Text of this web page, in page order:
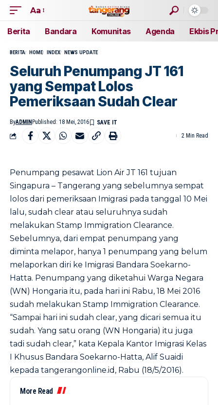
Aa
Berita Bandara Komunitas Agenda Ekbis
BERITA HOME INDEX NEWS UPDATE
Seluruh Penumpang JT 161
yang Sempat Lolos
Pemeriksaan Sudah Clear
ByADMIN Published: 18 Mei, 2016
2 Min Read
Penumpang pesawat Lion Air JT 161 tujuan
Singapura – Tangerang yang sebelumnya sempat
lolos dari pemeriksaan Imigrasi pada tanggal 10 Mei
lalu, sudah clear atau seluruhnya sudah
melakukan Stamp Immigration Clearance.
Sebelumnya, dari empat penumpang yang
diminta melapor, hanya 1 penumpang yang belum
melaporkan diri ke Imigrasi Bandara Soekarno-
Hatta. Penumpang yang diketahui Warga Negara
(WN) Hongaria itu, pada hari ini Rabu, 18 Mei 2016
sudah melakukan Stamp Immigration Clearance.
“Sampai hari ini sudah clear, yang dicari semua itu
sudah. Yang satu orang (WN Hongaria) itu juga
tadi sudah clear,” kata Kepala Kantor Imigrasi Kelas
I Khusus Bandara Soekarno-Hatta, Alif Suaidi
kepada tangerangonline.id , Rabu (18/5/2016).
More Read